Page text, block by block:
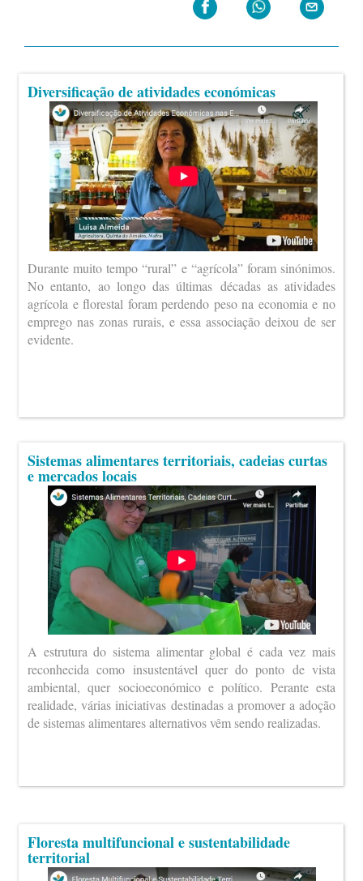
Diversificação de atividades económicas
Durante muito tempo “rural” e “agrícola” foram sinónimos.
No entanto, ao longo das últimas décadas as atividades
agrícola e florestal foram perdendo peso na economia e no
emprego nas zonas rurais, e essa associação deixou de ser
evidente.
Sistemas alimentares territoriais, cadeias curtas
e mercados locais
A estrutura do sistema alimentar global é cada vez mais
reconhecida como insustentável quer do ponto de vista
ambiental, quer socioeconómico e político. Perante esta
realidade, várias iniciativas destinadas a promover a adoção
de sistemas alimentares alternativos vêm sendo realizadas.
Floresta multifuncional e sustentabilidade
territorial